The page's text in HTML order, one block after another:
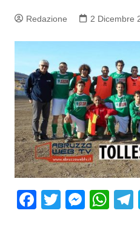
Redazione 2 Dicembre
F T M W